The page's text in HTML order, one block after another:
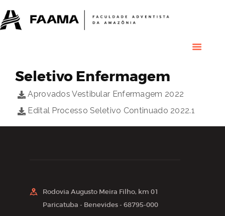
COLÉGIO
GRADUAÇÃO
PÓS GRADUAÇÃO
BIBLIOTECA
Seletivo Enfermagem
Aprovados Vestibular Enfermagem 2022
Edital Processo Seletivo Continuado 2022.1
Rodovia Augusto Meira Filho, km 01
Paricatuba - Benevides - 68795-000